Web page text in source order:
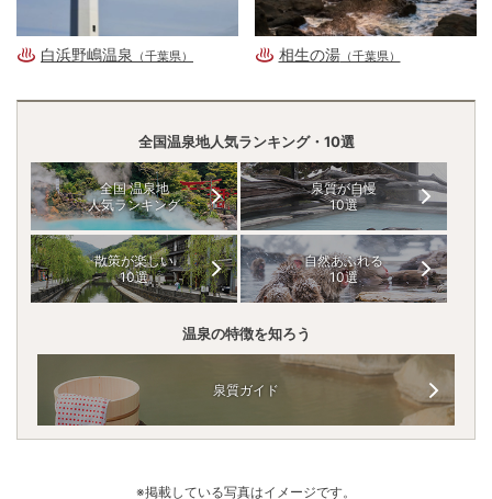
白浜野嶋温泉 （千葉県） 相生の湯（千葉県）
全国温泉地人気ランキング・10選
全国 温泉地
人気ランキング
泉質が自慢
10選
散策が楽しい
10選
自然あふれる
10選
温泉の特徴を知ろう
泉質ガイド
※掲載している写真はイメージです。